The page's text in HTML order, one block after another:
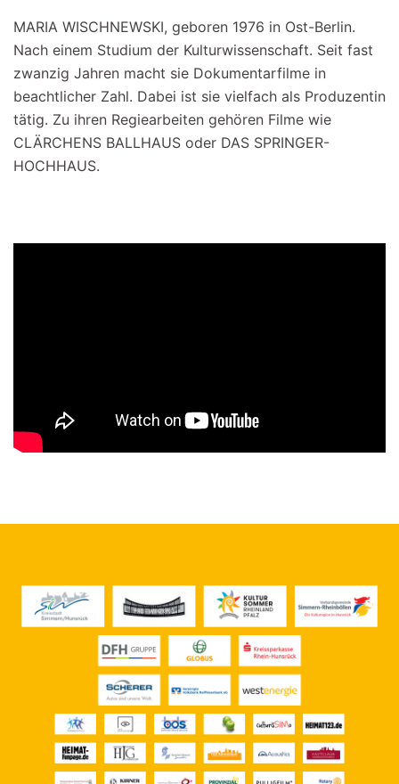
MARIA WISCHNEWSKI, geboren 1976 in Ost-Berlin.
Nach einem Studium der Kulturwissenschaft. Seit fast
zwanzig Jahren macht sie Dokumentarfilme in
beachtlicher Zahl. Dabei ist sie vielfach als Produzentin
tätig. Zu ihren Regiearbeiten gehören Filme wie
CLÄRCHENS BALLHAUS oder DAS SPRINGER-
HOCHHAUS.